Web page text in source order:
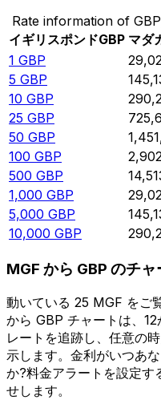
Rate information of
イギリスポンドGBP マダ
1 GBP
5 GBP
10 GBP
25 GBP
50 GBP
100 GBP
500 GBP
1,000 GBP
5,000 GBP
10,000 GBP
MGF から GBP のチャ
動いている 25 MGF をご
から GBP チャートは、
レートを追跡し、任意の
示します。金利がいつあ
か?料金アラートを設定す
せします。